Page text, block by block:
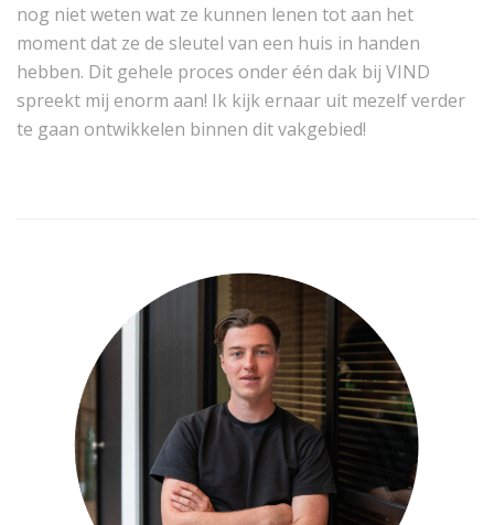
nog niet weten wat ze kunnen lenen tot aan het
moment dat ze de sleutel van een huis in handen
hebben. Dit gehele proces onder één dak bij VIND
spreekt mij enorm aan! Ik kijk ernaar uit mezelf verder
te gaan ontwikkelen binnen dit vakgebied!